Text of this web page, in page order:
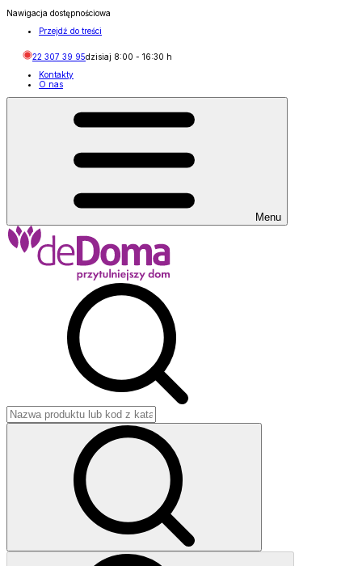
Nawigacja dostępnościowa
Przejdź do treści
22 307 39 95dzisiaj 8:00 - 16:30 h
Kontakty
O nas
Menu